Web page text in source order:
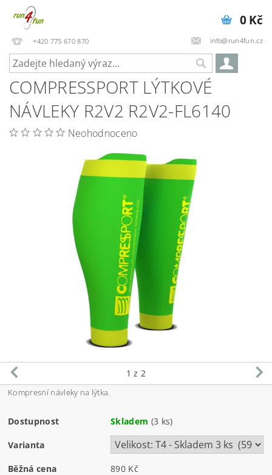
+420 775 670 870 info@run4fun.cz
0 Kč
COMPRESSPORT LÝTKOVÉ
NÁVLEKY R2V2 R2V2-FL6140
Neohodnoceno
1 z 2
Kompresní návleky na lýtka.
Dostupnost Skladem (3 ks)
Varianta
Běžná cena 890 Kč